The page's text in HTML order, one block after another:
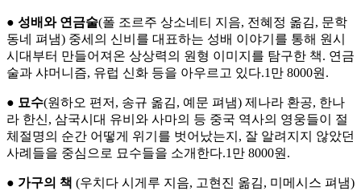
● 성배와 연금술(폴 조르주 상소네티 지음, 전혜정 옮김, 문학
동네 펴냄) 중세의 신비를 대표하는 성배 이야기를 통해 원시
시대부터 만들어져온 상상력의 원형 이미지를 탐구한 책. 연금
술과 샤머니즘, 유럽 신화 등을 아우르고 있다.1만 8000원.
● 묘수(원하오 편저, 송규 옮김, 예문 펴냄) 제나라 환공, 한나
라 한신, 삼국시대 유비와 사마의 등 중국 역사의 영웅들이 절
체절명의 순간 어떻게 위기를 벗어났는지, 잘 알려지지 않았던
사례들을 중심으로 묘수들을 소개한다.1만 8000원.
● 가구의 책 (우치다 시게루 지음, 고현진 옮김, 미메시스 펴냄)